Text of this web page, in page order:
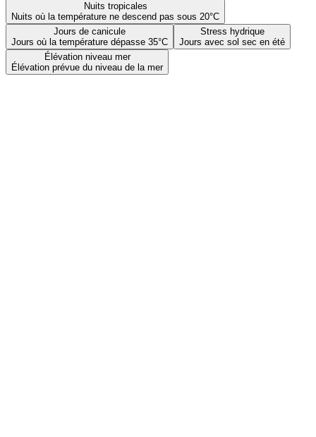
Nuits tropicales
Nuits où la température ne descend pas sous 20°C
Jours de canicule
Jours où la température dépasse 35°C
Stress hydrique
Jours avec sol sec en été
Élévation niveau mer
Élévation prévue du niveau de la mer